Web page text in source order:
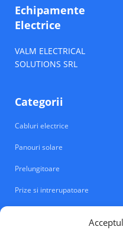
Echipamente
Electrice
VALM ELECTRICAL
SOLUTIONS SRL
Categorii
Cabluri electrice
Panouri solare
Prelungitoare
Prize si intrerupatoare